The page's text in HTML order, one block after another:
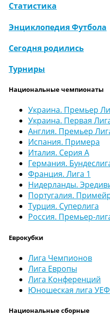
Статистика
Энциклопедия Футбола
Сегодня родились
Турниры
Национальные чемпионаты
Украина. Премьер
Украина. Первая
Англия. Премьер
Испания. Примера
Италия. Серия А
Германия.
Франция. Лига 1
Нидерланды.
Португалия.
Турция. Суперлига
Россия. Премьер-
Еврокубки
Лига Чемпионов
Лига Европы
Лига Конференций
Юношеская лига
Национальные сборные